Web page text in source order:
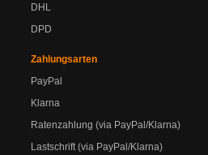
DHL
DPD
Zahlungsarten
PayPal
Klarna
Ratenzahlung (via PayPal/Klarna)
Lastschrift (via PayPal/Klarna)